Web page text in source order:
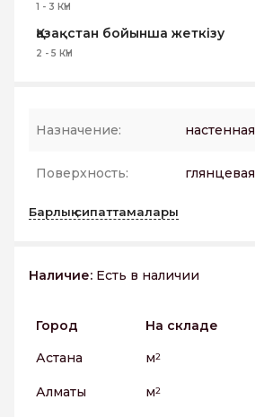
1 - 3 КҮН
Қазақстан бойынша жеткізу
2 - 5 КҮН
Назначение: настенная
Поверхность: глянцевая
Барлық сипаттамалары
Наличие: Есть в наличии
Город На складе
Астана
м2
Алматы м2